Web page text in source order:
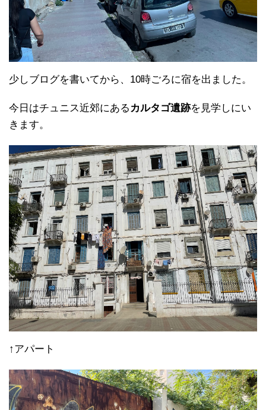
少しブログを書いてから、10時ごろに宿を出ました。
今日はチュニス近郊にある カルタゴ遺跡を見学しにい
きます。
↑アパート